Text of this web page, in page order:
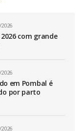
com grande
em Pombal é
por parto